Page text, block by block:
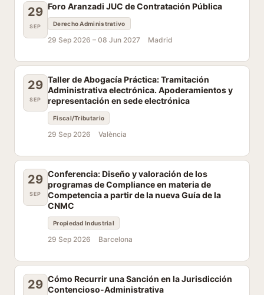
29
SEP
Foro Aranzadi JUC de Contratación Pública
Derecho Administrativo
29 Sep 2026 – 08 Jun 2027 Madrid
29
SEP
Taller de Abogacía Práctica: Tramitación
Administrativa electrónica. Apoderamientos y
representación en sede electrónica
Fiscal/Tributario
29 Sep 2026 València
29
SEP
Conferencia: Diseño y valoración de los
programas de Compliance en materia de
Competencia a partir de la nueva Guía de la
CNMC
Propiedad Industrial
29 Sep 2026 Barcelona
29 Cómo Recurrir una Sanción en la Jurisdicción
Contencioso-Administrativa